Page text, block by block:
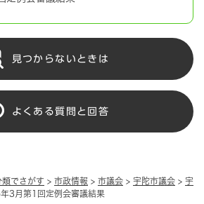
類でさがす > 市政情報 > 市議会 > 宇陀市議会 > 宇
3月第1回定例会審議結果
見つからないときは
よくある質問と回答